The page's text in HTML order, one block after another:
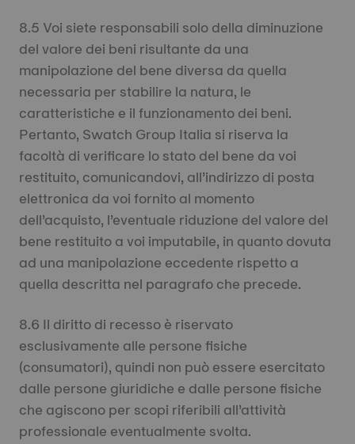
8.5 Voi siete responsabili solo della diminuzione
del valore dei beni risultante da una
manipolazione del bene diversa da quella
necessaria per stabilire la natura, le
caratteristiche e il funzionamento dei beni.
Pertanto, Swatch Group Italia si riserva la
facoltà di verificare lo stato del bene da voi
restituito, comunicandovi, all’indirizzo di posta
elettronica da voi fornito al momento
dell’acquisto, l’eventuale riduzione del valore del
bene restituito a voi imputabile, in quanto dovuta
ad una manipolazione eccedente rispetto a
quella descritta nel paragrafo che precede.
8.6 Il diritto di recesso è riservato
esclusivamente alle persone fisiche
(consumatori), quindi non può essere esercitato
dalle persone giuridiche e dalle persone fisiche
che agiscono per scopi riferibili all’attività
professionale eventualmente svolta.